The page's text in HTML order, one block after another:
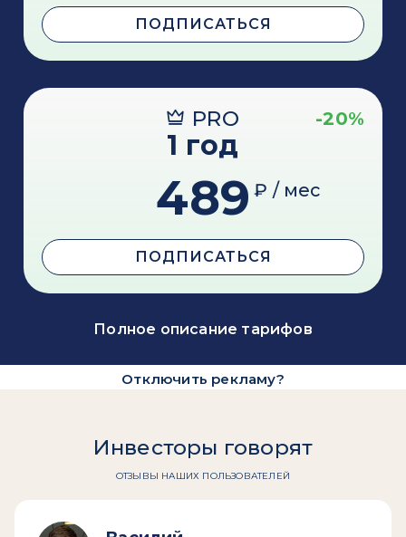
ПОДПИСАТЬСЯ
PRO -20%
1 год
489 ₽ / мес
ПОДПИСАТЬСЯ
Полное описание тарифов
Отключить рекламу?
Инвесторы говорят
ОТЗЫВЫ НАШИХ ПОЛЬЗОВАТЕЛЕЙ